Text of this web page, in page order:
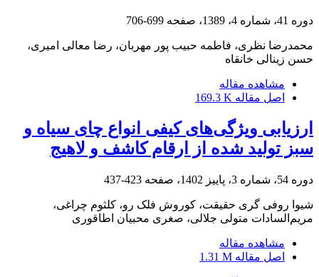
دوره 41، شماره 4، 1389، صفحه 699-706
محمدرضا نظری، فاطمه حبیب پور مهربان، رضا معالی امیری،
حسن زینالی خانقاه
مشاهده مقاله
اصل مقاله 169.3 K
ارزیابی ویژگی‌های کیفی انواع چای سیاه و
سبز تولید شده از ارقام کاشف و لاهیج
دوره 54، شماره 3، پاییز 1402، صفحه 423-437
شیوا روفی گری حقیقت، کوروش فلک رو، کلثوم چراغی،
مریم‌السادات متولی جلالی، صغری محبیان اطاقوری
مشاهده مقاله
اصل مقاله 1.31 M